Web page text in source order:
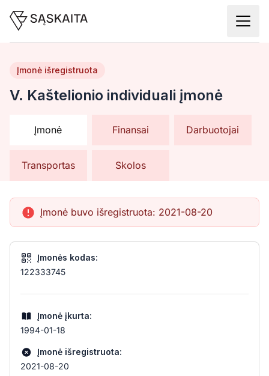
V. Kaštelionio individuali įmonė
Įmonė išregistruota
Įmonė Finansai Darbuotojai
Transportas Skolos
Įmonė buvo išregistruota: 2021-08-20
Įmonės kodas:
122333745
Įmonė įkurta:
1994-01-18
Įmonė išregistruota:
2021-08-20